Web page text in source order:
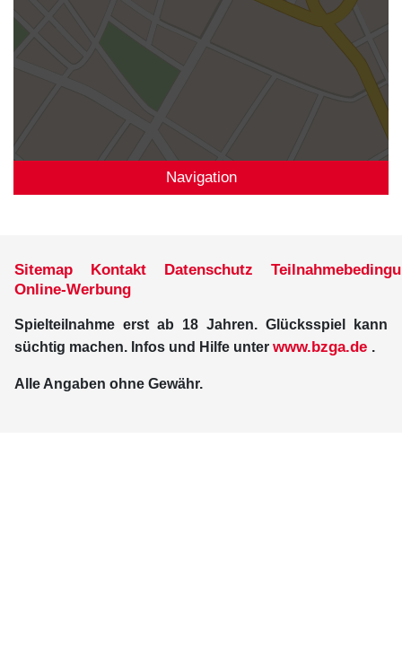
Navigation
Sitemap Kontakt Datenschutz
Online-Werbung
Spielteilnahme erst ab 18 Jahren. Glücksspiel kann
süchtig machen. Infos und Hilfe unter www.bzga.de .
Alle Angaben ohne Gewähr.